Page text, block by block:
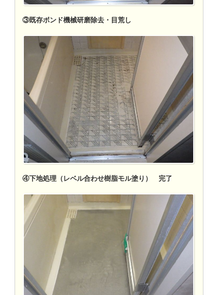
③既存ボンド機械研磨除去・目荒し
④下地処理（レベル合わせ樹脂モル塗り） 完了